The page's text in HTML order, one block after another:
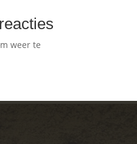
weer te